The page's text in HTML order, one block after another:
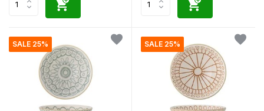
SALE 25% SALE 25%